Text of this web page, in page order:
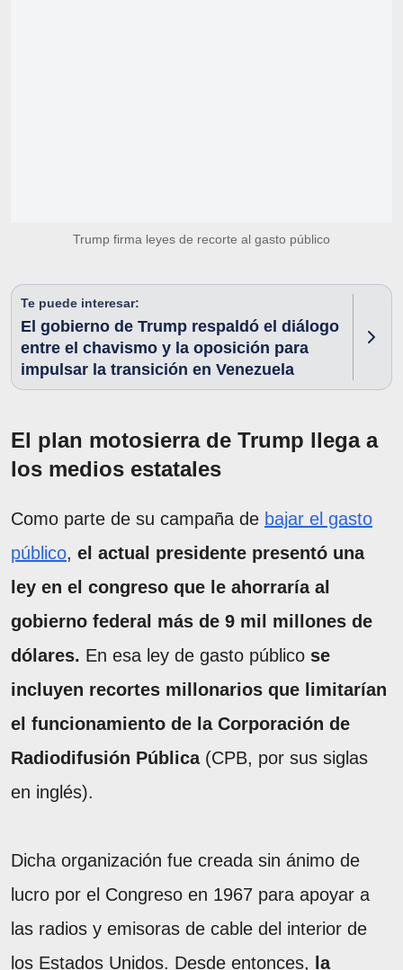
Trump firma leyes de recorte al gasto público
Te puede interesar:
El gobierno de Trump respaldó el diálogo
entre el chavismo y la oposición para
impulsar la transición en Venezuela
El plan motosierra de Trump llega a
los medios estatales
Como parte de su campaña de bajar el gasto
público, el actual presidente presentó una
ley en el congreso que le ahorraría al
gobierno federal más de 9 mil millones de
dólares. En esa ley de gasto público se
incluyen recortes millonarios que limitarían
el funcionamiento de la Corporación de
Radiodifusión Pública(CPB, por sus siglas
en inglés).
Dicha organización fue creada sin ánimo de
lucro por el Congreso en 1967 para apoyar a
las radios y emisoras de cable del interior de
los Estados Unidos. Desde entonces,
la